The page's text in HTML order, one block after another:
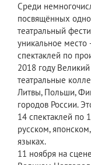
Среди
посвящённых
театральный
уникальное место
спектаклей по
2018 году
театральные
Литвы, Польши,
городов России.
14 спектаклей по
русском,
языках.
11 ноября на